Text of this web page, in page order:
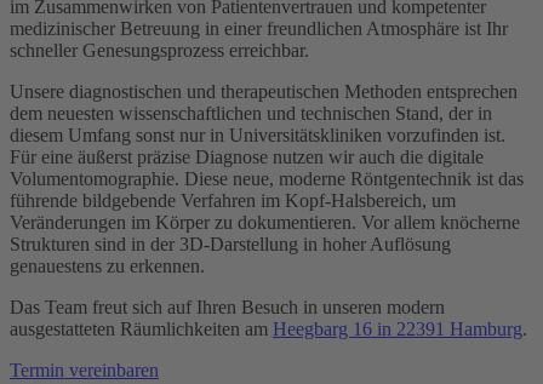
im Zusammenwirken von Patientenvertrauen und kompetenter
medizinischer Betreuung in einer freundlichen Atmosphäre ist Ihr
schneller Genesungsprozess erreichbar.
Unsere diagnostischen und therapeutischen Methoden entsprechen
dem neuesten wissenschaftlichen und technischen Stand, der in
diesem Umfang sonst nur in Universitätskliniken vorzufinden ist.
Für eine äußerst präzise Diagnose nutzen wir auch die digitale
Volumentomographie. Diese neue, moderne Röntgentechnik ist das
führende bildgebende Verfahren im Kopf-Halsbereich, um
Veränderungen im Körper zu dokumentieren. Vor allem knöcherne
Strukturen sind in der 3D-Darstellung in hoher Auflösung
genauestens zu erkennen.
Das Team freut sich auf Ihren Besuch in unseren modern
ausgestatteten Räumlichkeiten am Heegbarg 16 in 22391 Hamburg.
Termin vereinbaren